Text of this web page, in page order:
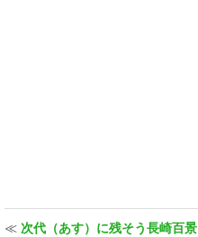
≪ 次代（あす）に残そう長崎百景